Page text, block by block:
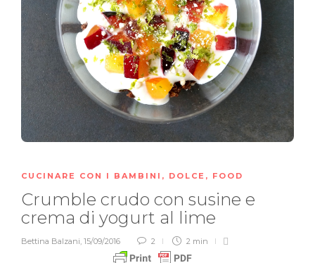
CUCINARE CON I BAMBINI , DOLCE , FOOD
Crumble crudo con susine e
crema di yogurt al lime
Bettina Balzani, 15/09/2016 2 2 min